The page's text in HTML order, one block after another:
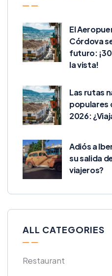
El
Córdova
futuro:
la vista!
Las rutas
populares
2026:
Adiós a
su salida
viajeros?
ALL CATEGORIES
Restaurant